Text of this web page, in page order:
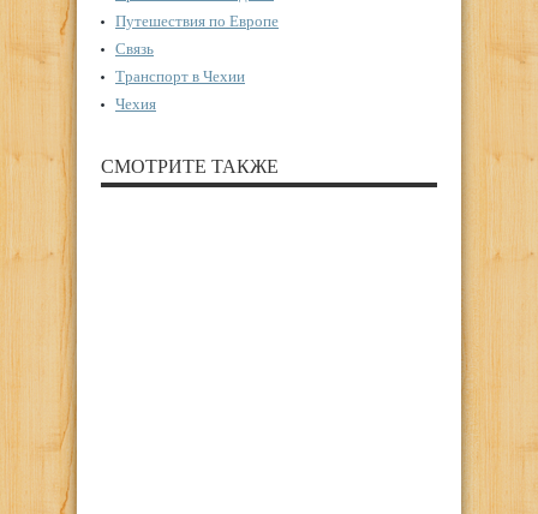
Путешествия по Европе
Связь
Транспорт в Чехии
Чехия
СМОТРИТЕ ТАКЖЕ